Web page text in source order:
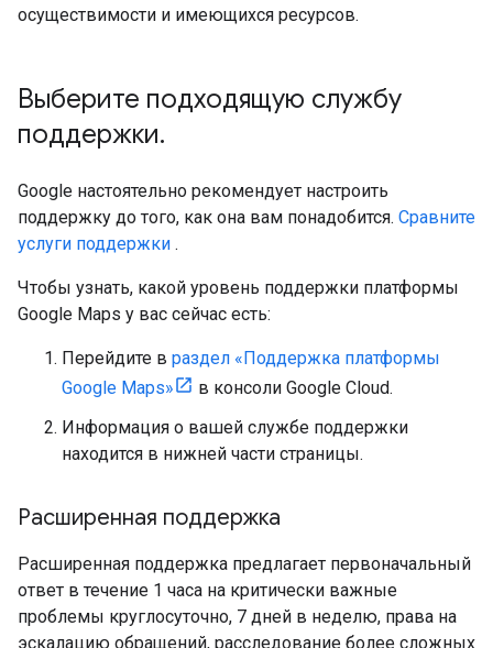
осуществимости и имеющихся ресурсов.
Выберите подходящую службу
поддержки.
Google настоятельно рекомендует настроить
поддержку до того, как она вам понадобится. Сравните
услуги поддержки .
Чтобы узнать, какой уровень поддержки платформы
Google Maps у вас сейчас есть:
Перейдите в раздел «Поддержка платформы
Google Maps»
в консоли Google Cloud.
Информация о вашей службе поддержки
находится в нижней части страницы.
Расширенная поддержка
Расширенная поддержка предлагает первоначальный
ответ в течение 1 часа на критически важные
проблемы круглосуточно, 7 дней в неделю, права на
эскалацию обращений, расследование более сложных